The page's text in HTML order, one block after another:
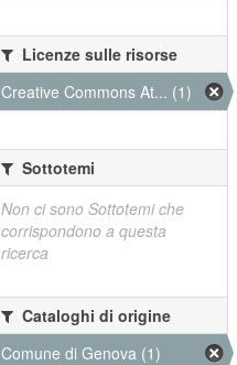
Licenze sulle risorse
Creative Commons At... (1)
Sottotemi
Non ci sono Sottotemi che
corrispondono a questa
ricerca
Cataloghi di origine
Comune di Genova (1)